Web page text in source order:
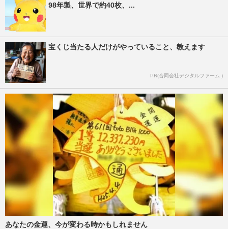
98年製、世界で約40枚、...
宝くじ当たる人だけがやっていること、教えます
PR(合同会社デジタルファーム )
あなたの金運、今が変わる時かもしれません